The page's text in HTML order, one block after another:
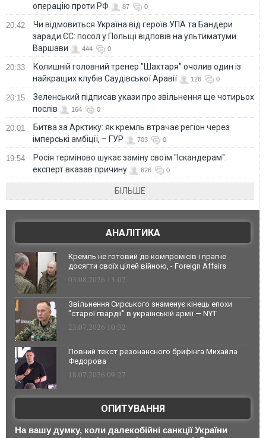
операцію проти РФ
87 0
20:42
Чи відмовиться Україна від героїв УПА та Бандери
заради ЄС: посол у Польщі відповів на ультиматуми
Варшави
444 0
20:33
Колишній головний тренер "Шахтаря" очолив один із
найкращих клубів Саудівської Аравії
126 0
20:15
Зеленський підписав укази про звільнення ще чотирьох
послів
164 0
20:01
Битва за Арктику: як кремль втрачає регіон через
імперські амбіції, – ГУР
703 0
19:54
Росія терміново шукає заміну своїм "Іскандерам":
експерт вказав причину
626 0
БІЛЬШЕ
АНАЛІТИКА
Кремль не готовий до компромісів і прагне
досягти своїх цілей війною, - Foreign Affairs
03.08.2026 13:02
Звільнення Сирського знаменує кінець епохи
"старої гвардії" в українській армії — NYT
23.07.2026 10:32
Повний текст резонансного брифінга Михайла
Федорова
18.07.2026 09:27
ОПИТУВАННЯ
На вашу думку, коли далекобійні санкції України